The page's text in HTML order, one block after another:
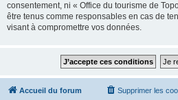
consentement, ni « Office du tourisme de
être tenus comme responsables en cas de
visant à compromettre vos données.
Accueil du forum Supprimer les